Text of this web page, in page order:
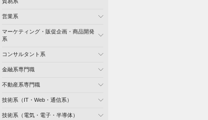
営業系
マーケティング・販促企画・商品開発
系
コンサルタント系
金融系専門職
不動産系専門職
技術系（IT・Web・通信系）
技術系（電気・電子・半導体）